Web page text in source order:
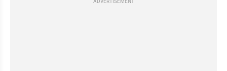
ADVERTISEMENT